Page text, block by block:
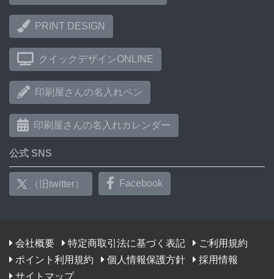
PRINT DESIGN
クイックデザインONLINE
印刷屋さんの名入れペン
印刷屋さんの名入れカレンダー
公式 SNS
（旧twitter） Facebook
会社概要 特定商取引法に基づく表記
ご利用規約
ポイント利用規約
個人情報保護方針
採用情報
サイトマップ